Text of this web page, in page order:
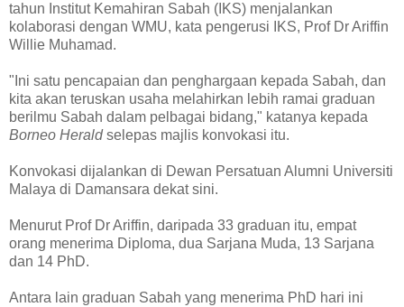
tahun Institut Kemahiran Sabah (IKS) menjalankan
kolaborasi dengan WMU, kata pengerusi IKS, Prof Dr Ariffin
Willie Muhamad.
"Ini satu pencapaian dan penghargaan kepada Sabah, dan
kita akan teruskan usaha melahirkan lebih ramai graduan
berilmu Sabah dalam pelbagai bidang," katanya kepada
Borneo Heraldselepas majlis konvokasi itu.
Konvokasi dijalankan di Dewan Persatuan Alumni Universiti
Malaya di Damansara dekat sini.
Menurut Prof Dr Ariffin, daripada 33 graduan itu, empat
orang menerima Diploma, dua Sarjana Muda, 13 Sarjana
dan 14 PhD.
Antara lain graduan Sabah yang menerima PhD hari ini